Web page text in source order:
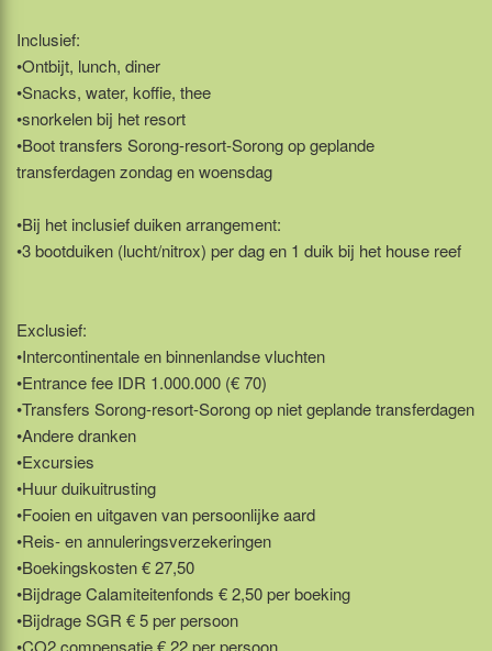
Inclusief:
•Ontbijt, lunch, diner
•Snacks, water, koffie, thee
•snorkelen bij het resort
•Boot transfers Sorong-resort-Sorong op geplande
transferdagen zondag en woensdag
•Bij het inclusief duiken arrangement:
•3 bootduiken (lucht/nitrox) per dag en 1 duik bij het house reef
Exclusief:
•Intercontinentale en binnenlandse vluchten
•Entrance fee IDR 1.000.000 (€ 70)
•Transfers Sorong-resort-Sorong op niet geplande transferdagen
•Andere dranken
•Excursies
•Huur duikuitrusting
•Fooien en uitgaven van persoonlijke aard
•Reis- en annuleringsverzekeringen
•Boekingskosten € 27,50
•Bijdrage Calamiteitenfonds € 2,50 per boeking
•Bijdrage SGR € 5 per persoon
•CO2 compensatie € 22 per persoon